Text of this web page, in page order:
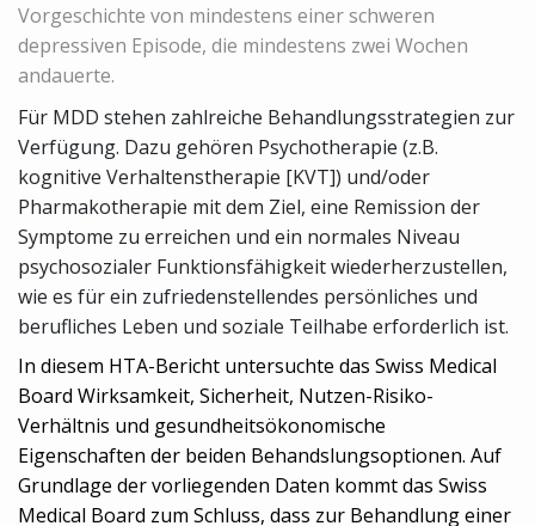
Vorgeschichte von mindestens einer schweren
depressiven Episode, die mindestens zwei Wochen
andauerte.
Für MDD stehen zahlreiche Behandlungsstrategien zur
Verfügung. Dazu gehören Psychotherapie (z.B.
kognitive Verhaltenstherapie [KVT]) und/oder
Pharmakotherapie mit dem Ziel, eine Remission der
Symptome zu erreichen und ein normales Niveau
psychosozialer Funktionsfähigkeit wiederherzustellen,
wie es für ein zufriedenstellendes persönliches und
berufliches Leben und soziale Teilhabe erforderlich ist.
In diesem HTA-Bericht untersuchte das Swiss Medical
Board Wirksamkeit, Sicherheit, Nutzen-Risiko-
Verhältnis und gesundheitsökonomische
Eigenschaften der beiden Behandslungsoptionen. Auf
Grundlage der vorliegenden Daten kommt das Swiss
Medical Board zum Schluss, dass zur Behandlung einer